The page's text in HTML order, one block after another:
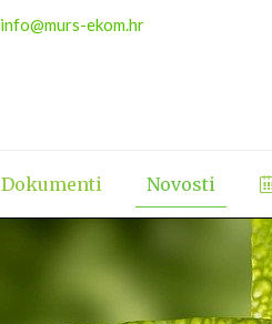
info@murs-ekom.hr
Dokumenti Novosti